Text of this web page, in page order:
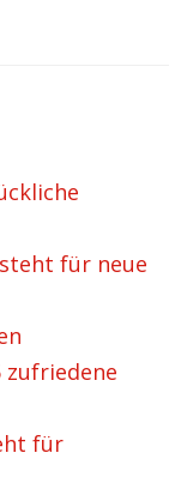
für neue
zufriedene
für